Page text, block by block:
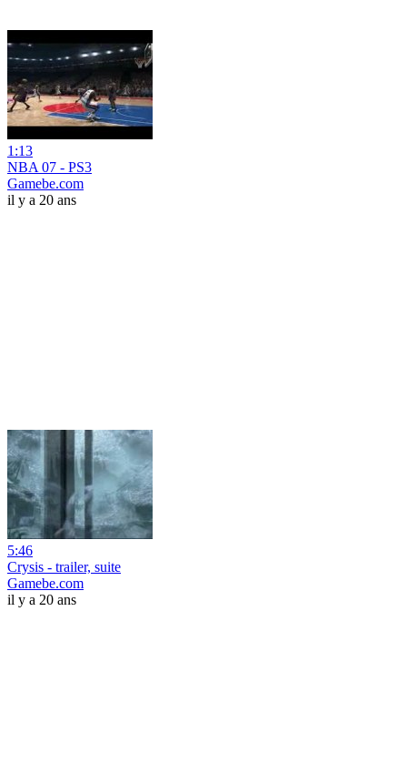
1:13
NBA 07 - PS3
Gamebe.com
il y a 20 ans
5:46
Crysis - trailer, suite
Gamebe.com
il y a 20 ans